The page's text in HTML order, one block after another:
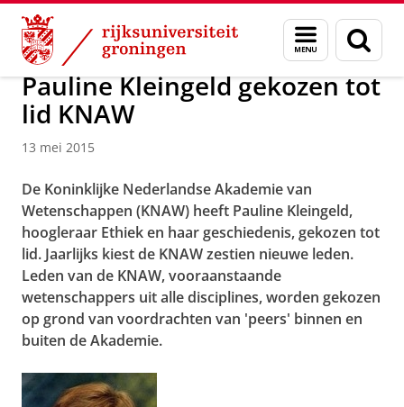
Skip
Content
Skip
Navigation
Menu
en
zoeken
Over ons Actueel Nieuws Nieuwsberichten
Pauline Kleingeld gekozen tot
lid KNAW
13 mei 2015
De Koninklijke Nederlandse Akademie van
Wetenschappen (KNAW) heeft Pauline Kleingeld,
hoogleraar Ethiek en haar geschiedenis, gekozen tot
lid. Jaarlijks kiest de KNAW zestien nieuwe leden.
Leden van de KNAW, vooraanstaande
wetenschappers uit alle disciplines, worden gekozen
op grond van voordrachten van 'peers' binnen en
buiten de Akademie.